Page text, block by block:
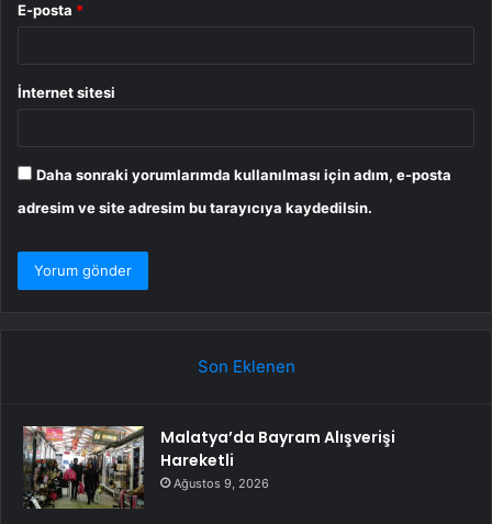
E-posta *
İnternet sitesi
Daha sonraki yorumlarımda kullanılması için adım, e-posta
adresim ve site adresim bu tarayıcıya kaydedilsin.
Son Eklenen
Malatya’da Bayram Alışverişi
Hareketli
Ağustos 9, 2026